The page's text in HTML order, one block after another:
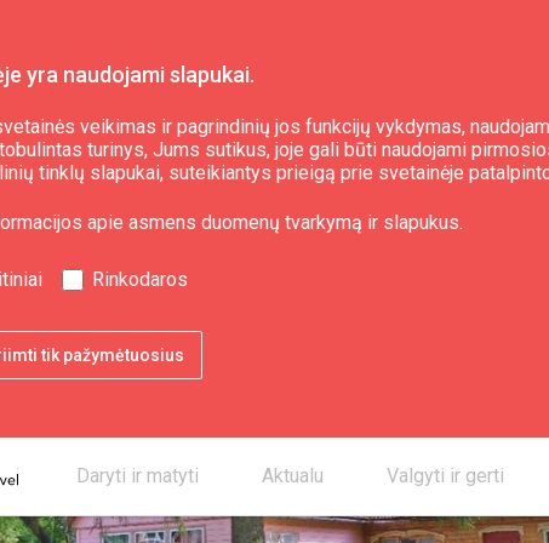
yra naudojami slapukai.
veikimas ir pagrindinių jos funkcijų vykdymas,
turinys, Jums sutikus, joje gali būti naudojami
tinklų slapukai, suteikiantys prieigą prie svetainėje
apie asmens duomenų tvarkymą ir slapukus.
Rinkodaros
tik pažymėtuosius
Daryti ir matyti Aktualu Valgyti ir gerti
"Bajāri"